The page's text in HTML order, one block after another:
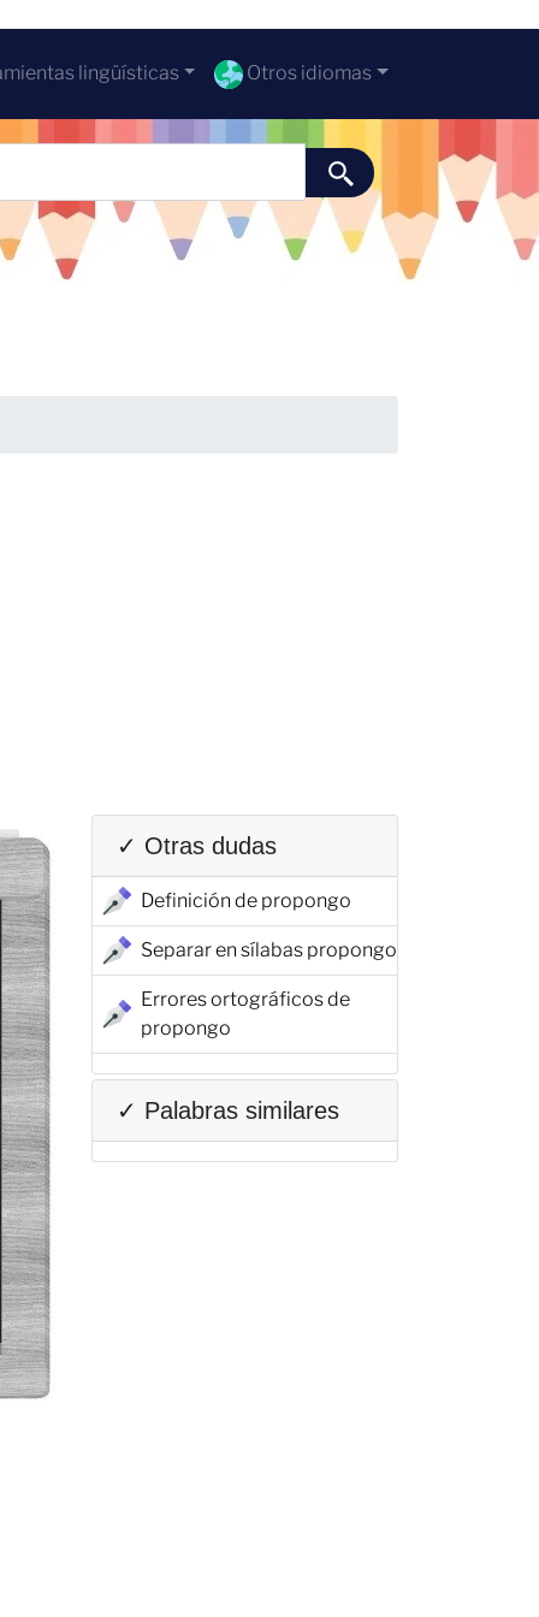
lingüísticas Otros idiomas
✓ Otras dudas
Definición de propongo
Separar en sílabas propongo
Errores ortográficos de
propongo
✓ Palabras similares